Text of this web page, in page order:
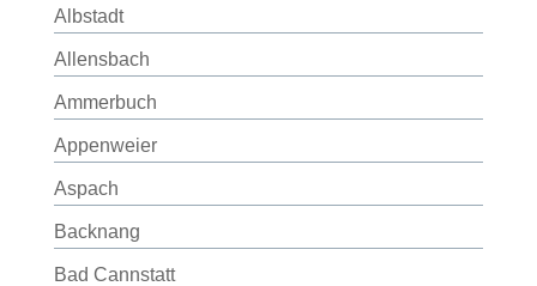
Albstadt
Allensbach
Ammerbuch
Appenweier
Aspach
Backnang
Bad Cannstatt